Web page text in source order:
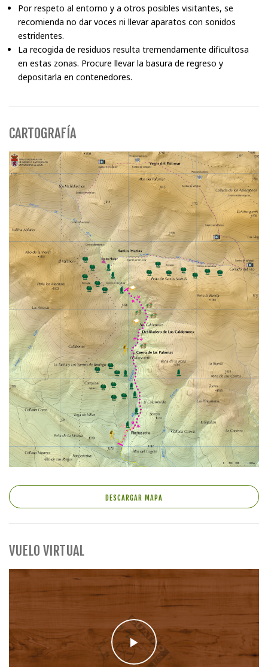
Por respeto al entorno y a otros posibles visitantes, se
recomienda no dar voces ni llevar aparatos con sonidos
estridentes.
La recogida de residuos resulta tremendamente dificultosa
en estas zonas. Procure llevar la basura de regreso y
depositarla en contenedores.
CARTOGRAFÍA
DESCARGAR MAPA
VUELO VIRTUAL